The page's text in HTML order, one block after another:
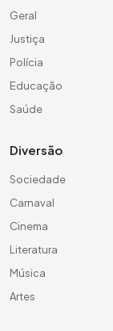
Geral
Justiça
Polícia
Educação
Saúde
Diversão
Sociedade
Carnaval
Cinema
Literatura
Música
Artes